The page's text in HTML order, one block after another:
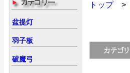
盆提灯
羽子板
破魔弓
トップ>